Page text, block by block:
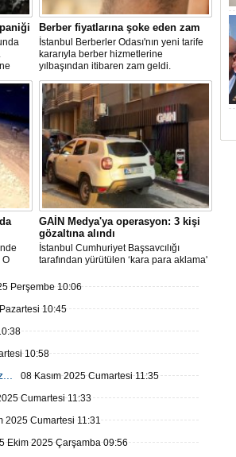
Berber fiyatlarına şoke eden zam
İstanbul Berberler Odası'nın yeni tarife
kararıyla berber hizmetlerine
yılbaşından itibaren zam geldi.
O
GAİN Medya'ya operasyon: 3 kişi
gözaltına alındı
İstanbul Cumhuriyet Başsavcılığı
tarafından yürütülen ‘kara para aklama'
Medya'ya operasyon düzenlendi.
Perşembe 10:06
10:45
10:58
08 Kasım 2025 Cumartesi 11:35
Cumartesi 11:33
2025 Cumartesi 11:31
Ekim 2025 Çarşamba 09:56